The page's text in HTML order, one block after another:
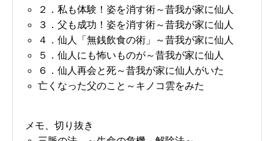
２．私も体験！姿を消す術～昔我が家に仙人
３．父も成功！姿を消す術～昔我が家に仙人
４．仙人「無銭飲食の術」～昔我が家に仙人
５．仙人にも怖いものが～昔我が家に仙人
６．仙人再会と死～昔我が家に仙人がいた
亡くなった父のこと～キノコ雲をみた
メモ、切り抜き
お問い合わせ